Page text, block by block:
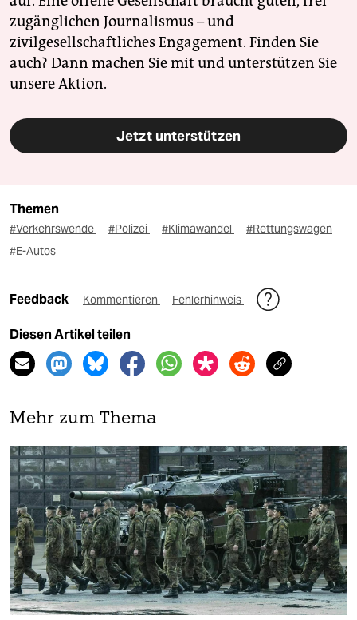
zugänglichen Journalismus – und
zivilgesellschaftliches Engagement. Finden Sie
auch? Dann machen Sie mit und unterstützen Sie
unsere Aktion.
Jetzt unterstützen
Themen
#Verkehrswende #Polizei #Klimawandel
#Rettungswagen
#E-Autos
Feedback Kommentieren Fehlerhinweis
Diesen Artikel teilen
Mehr zum Thema